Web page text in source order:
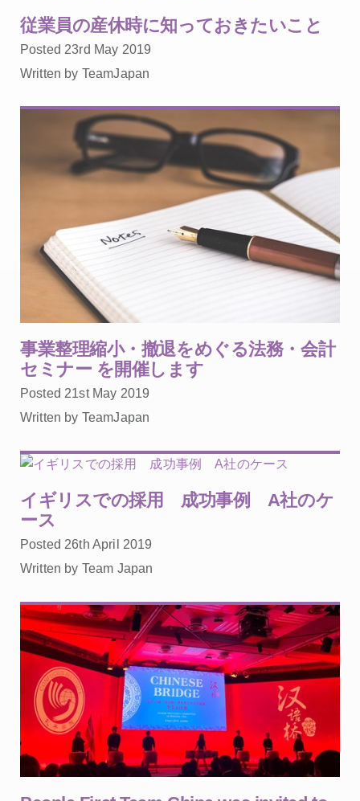
従業員の産休時に知っておきたいこと
Posted 23rd May 2019
Written by TeamJapan
事業整理縮小・撤退をめぐる法務・会計
セミナー を開催します
Posted 21st May 2019
Written by TeamJapan
イギリスでの採用 成功事例 A社のケ
ース
Posted 26th April 2019
Written by Team Japan